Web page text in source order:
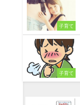
子育て
子育て